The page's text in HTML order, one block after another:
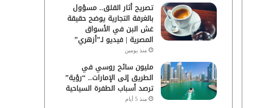
تصريح أثار القلق.. مسؤول
بالغرفة التجارية يوضح حقيقة
غش البن في الأسواق
المصرية | فيديو لـ”أزهري”
منذ يومين
مليون سائح روسي في
الطريق إلى الإمارات.. “رؤية”
ترصد أسباب الطفرة السياحية
منذ 5 أيام